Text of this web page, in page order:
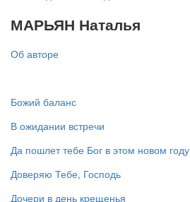
МАРЬЯН Наталья
Об авторе
Божий баланс
В ожидании встречи
Да пошлет тебе Бог в этом новом году
Доверяю Тебе, Господь
Дочери в день крещенья